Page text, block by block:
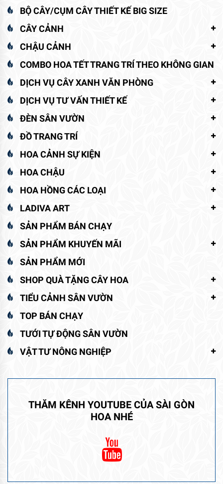
BỘ CÂY/CỤM CÂY THIẾT KẾ BIG SIZE
CÂY CẢNH
CHẬU CẢNH
COMBO HOA TẾT TRANG TRÍ THEO KHÔNG GIAN
DỊCH VỤ CÂY XANH VĂN PHÒNG
DỊCH VỤ TƯ VẤN THIẾT KẾ
ĐÈN SÂN VƯỜN
ĐỒ TRANG TRÍ
HOA CẢNH SỰ KIỆN
HOA CHẬU
HOA HỒNG CÁC LOẠI
LADIVA ART
SẢN PHẨM BÁN CHẠY
SẢN PHẨM KHUYẾN MÃI
SẢN PHẨM MỚI
SHOP QUÀ TẶNG CÂY HOA
TIỂU CẢNH SÂN VƯỜN
TOP BÁN CHẠY
TƯỚI TỰ ĐỘNG SÂN VƯỜN
VẬT TƯ NÔNG NGHIỆP
THĂM KÊNH YOUTUBE CỦA SÀI GÒN
HOA NHÉ